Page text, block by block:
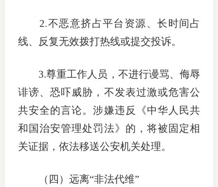
2.不恶意挤占平台资源、长时间占
线、反复无效拨打热线或提交投诉。
3.尊重工作人员，不进行谩骂、侮辱
诽谤、恐吓威胁，不发表过激或危害公
共安全的言论。涉嫌违反《中华人民共
和国治安管理处罚法》的，将被固定相
关证据，依法移送公安机关处理。
（四） 远离“非法代维”